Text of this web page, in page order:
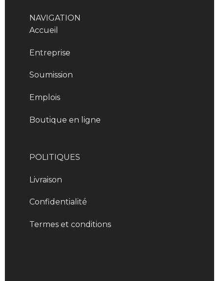
NAVIGATION
Accueil
Entreprise
Soumission
Emplois
Boutique en ligne
POLITIQUES
Livraison
Confidentialité
Termes et conditions